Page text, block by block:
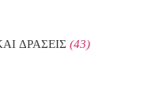
ΔΡΑΣΕΙΣ (43)